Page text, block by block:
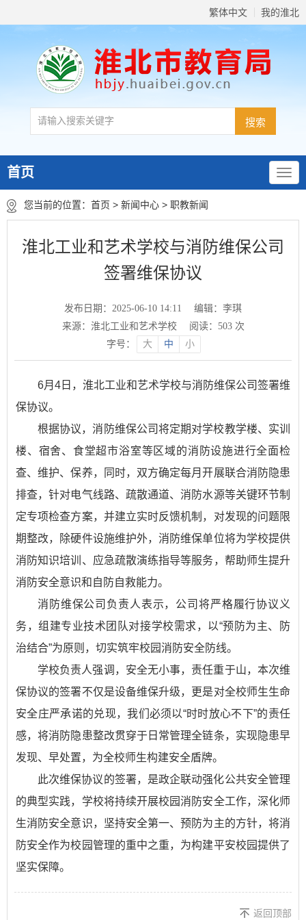
繁体中文 我的淮北
首页
您当前的位置： 首页 > 新闻中心 > 职教新闻
淮北工业和艺术学校与消防维保公司
签署维保协议
发布日期：2025-06-10 14:11
编辑：李琪
来源：淮北工业和艺术学校
阅读： 503次
字号：
大 中 小
6月4日，淮北工业和艺术学校与消防维保公司签署维
保协议。
根据协议，消防维保公司将定期对学校教学楼、实训
楼、宿舍、食堂超市浴室等区域的消防设施进行全面检
查、维护、保养，同时，双方确定每月开展联合消防隐患
排查，针对电气线路、疏散通道、消防水源等关键环节制
定专项检查方案，并建立实时反馈机制，对发现的问题限
期整改，除硬件设施维护外，消防维保单位将为学校提供
消防知识培训、应急疏散演练指导等服务，帮助师生提升
消防安全意识和自防自救能力。
消防维保公司负责人表示，公司将严格履行协议义
务，组建专业技术团队对接学校需求，以“预防为主、防
治结合”为原则，切实筑牢校园消防安全防线。
学校负责人强调，安全无小事，责任重于山，本次维
保协议的签署不仅是设备维保升级，更是对全校师生生命
安全庄严承诺的兑现，我们必须以“时时放心不下”的责任
感，将消防隐患整改贯穿于日常管理全链条，实现隐患早
发现、早处置，为全校师生构建安全盾牌。
此次维保协议的签署，是政企联动强化公共安全管理
的典型实践，学校将持续开展校园消防安全工作，深化师
生消防安全意识，坚持安全第一、预防为主的方针，将消
防安全作为校园管理的重中之重，为构建平安校园提供了
坚实保障。
返回顶部